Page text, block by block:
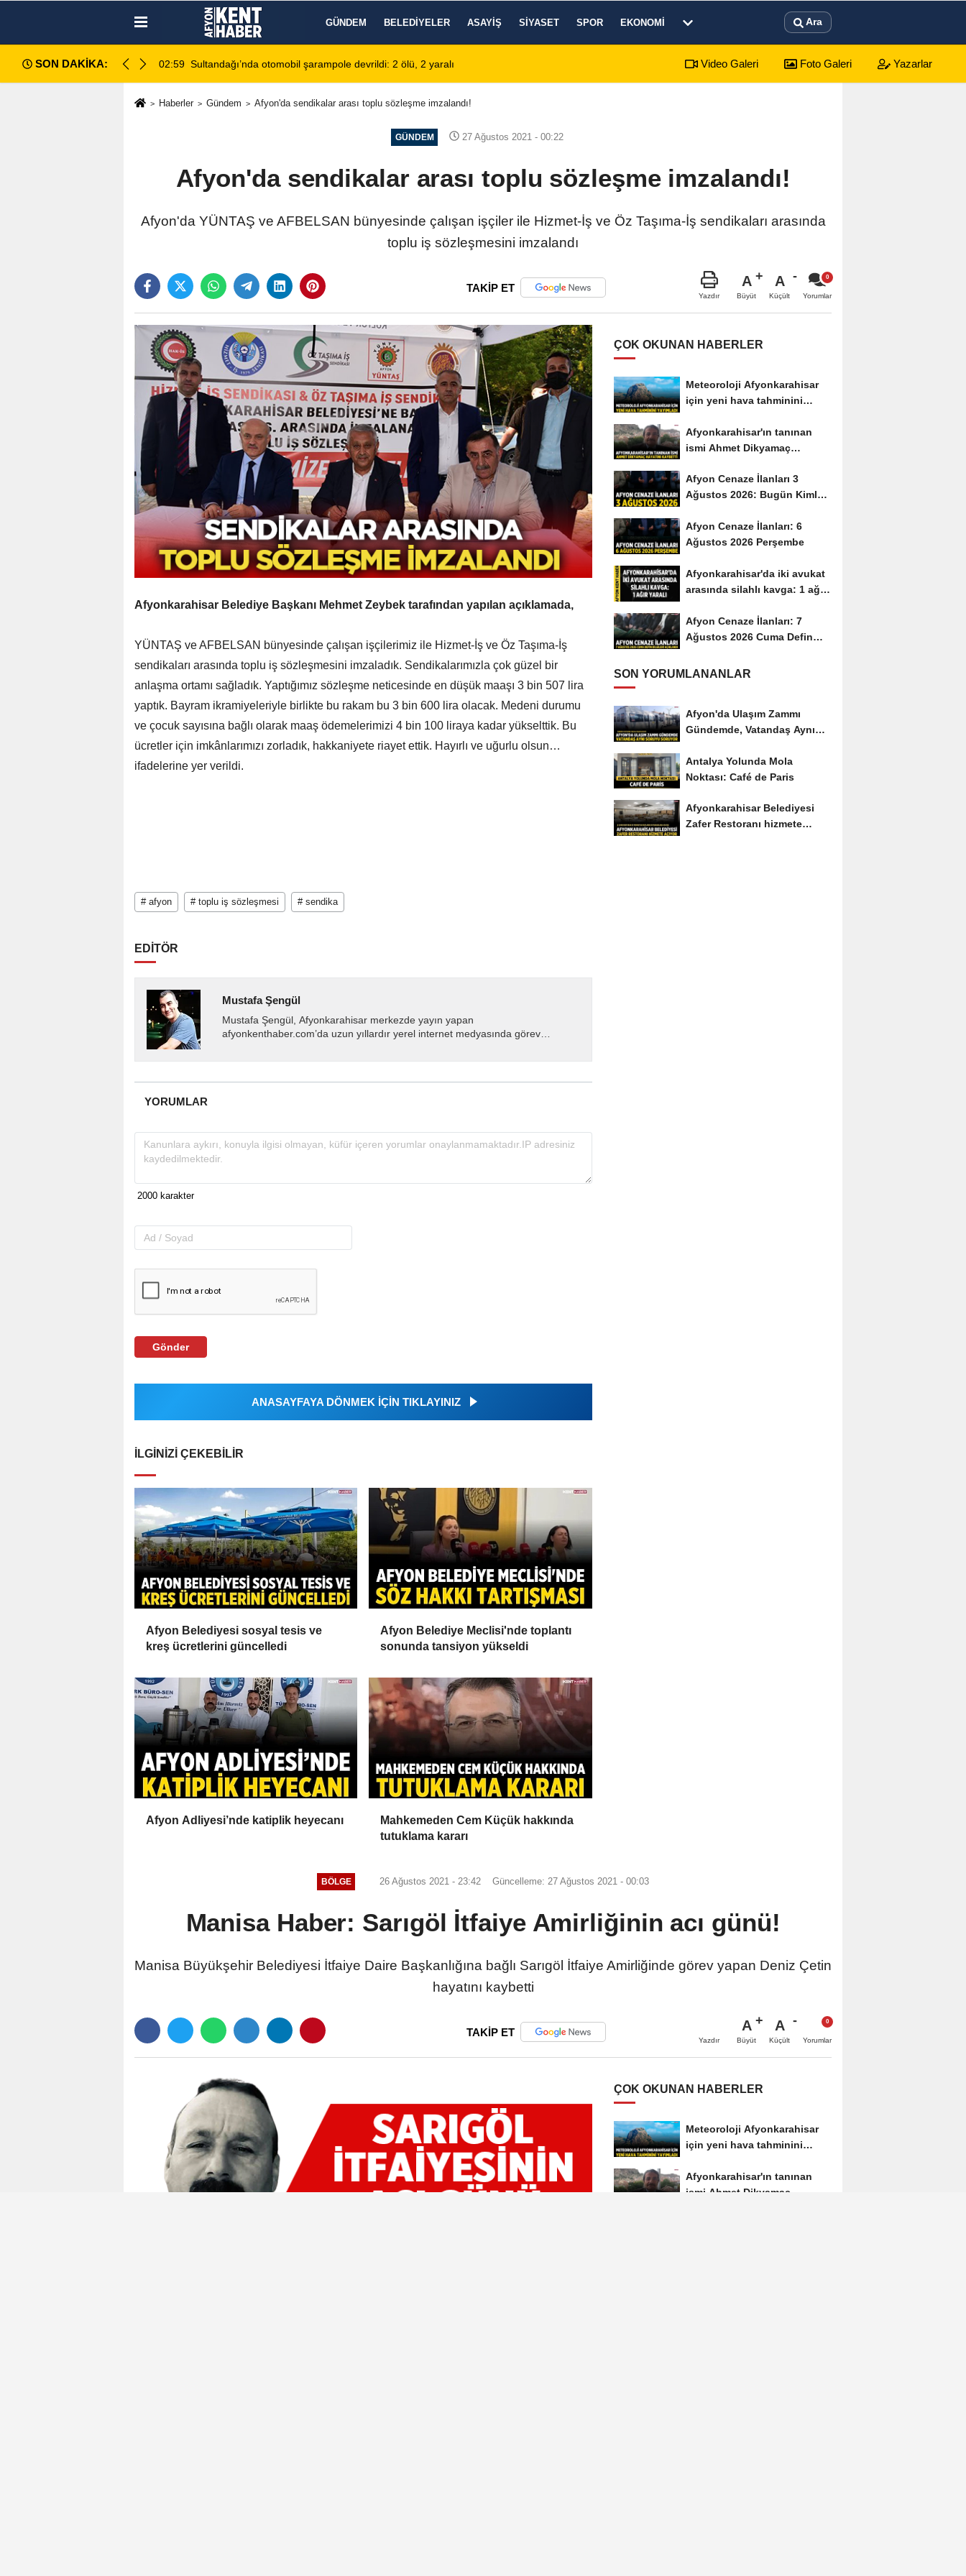
GÜNDEM BELEDIYELER ASAYIŞ SIYASET SPOR EKONOMI Ara
SON DAKİKA:
otomobil şarampole devrildi: 2 ölü, 2 yaralı 02:13 Afyonkarahisar'da Araç Sahiplerinin Tercihi: Halil Engin Oto Yıkama 02:11 Şarkıcı Cansever 59 yaşında hayatını kaybetti
Video Galeri Foto Galeri Yazarlar
Haberler Gündem Afyon'da sendikalar arası toplu sözleşme imzalandı!
GÜNDEM 27 Ağustos 2021 - 00:22
Afyon'da sendikalar arası toplu sözleşme imzalandı!
Afyon'da YÜNTAŞ ve AFBELSAN bünyesinde çalışan işçiler ile Hizmet-İş ve Öz Taşıma-İş sendikaları arasında
toplu iş sözleşmesini imzalandı
TAKİP ET
Yazdır
A
Büyüt
A
Küçült Yorumlar
Afyonkarahisar Belediye Başkanı Mehmet Zeybek tarafından yapılan açıklamada,
YÜNTAŞ ve AFBELSAN bünyesinde çalışan işçilerimiz ile Hizmet-İş ve Öz Taşıma-İş
sendikaları arasında toplu iş sözleşmesini imzaladık. Sendikalarımızla çok güzel bir
anlaşma ortamı sağladık. Yaptığımız sözleşme neticesinde en düşük maaşı 3 bin 507 lira
yaptık. Bayram ikramiyeleriyle birlikte bu rakam bu 3 bin 600 lira olacak. Medeni durumu
ve çocuk sayısına bağlı olarak maaş ödemelerimizi 4 bin 100 liraya kadar yükselttik. Bu
ücretler için imkânlarımızı zorladık, hakkaniyete riayet ettik. Hayırlı ve uğurlu olsun…
ifadelerine yer verildi.
# afyon # toplu iş sözleşmesi # sendika
EDİTÖR
Mustafa Şengül
Mustafa Şengül, Afyonkarahisar merkezde yayın yapan
afyonkenthaber.com’da uzun yıllardır yerel internet medyasında görev
YORUMLAR
Gönder
ANASAYFAYA DÖNMEK İÇİN TIKLAYINIZ
İLGINIZI ÇEKEBILIR
Afyon Belediyesi sosyal tesis ve
kreş ücretlerini güncelledi
Afyon Belediye Meclisi'nde toplantı
sonunda tansiyon yükseldi
Afyon Adliyesi’nde katiplik heyecanı
Mahkemeden Cem Küçük hakkında
tutuklama kararı
ÇOK OKUNAN HABERLER
Meteoroloji Afyonkarahisar
için yeni hava tahminini
Afyonkarahisar'ın tanınan
ismi Ahmet Dikyamaç
Afyon Cenaze İlanları 3
Ağustos 2026: Bugün Kimler
Afyon Cenaze İlanları: 6
Ağustos 2026 Perşembe
Afyonkarahisar'da iki avukat
arasında silahlı kavga: 1 ağır
Afyon Cenaze İlanları: 7
Ağustos 2026 Cuma Defin
SON YORUMLANANLAR
Afyon'da Ulaşım Zammı
Gündemde, Vatandaş Aynı
Antalya Yolunda Mola
Noktası: Café de Paris
Afyonkarahisar Belediyesi
Zafer Restoranı hizmete
BÖLGE 26 Ağustos 2021 - 23:42 Güncelleme: 27 Ağustos 2021 - 00:03
Manisa Haber: Sarıgöl İtfaiye Amirliğinin acı günü!
Manisa Büyükşehir Belediyesi İtfaiye Daire Başkanlığına bağlı Sarıgöl İtfaiye Amirliğinde görev yapan Deniz Çetin
hayatını kaybetti
TAKİP ET
Yazdır
A
Büyüt
A
Küçült Yorumlar
ÇOK OKUNAN HABERLER
Meteoroloji Afyonkarahisar
için yeni hava tahminini
Afyonkarahisar'ın tanınan
ismi Ahmet Dikyamaç